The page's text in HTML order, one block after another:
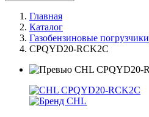
Главная
Каталог
Газобензиновые погрузчики
CPQYD20-RCK2C